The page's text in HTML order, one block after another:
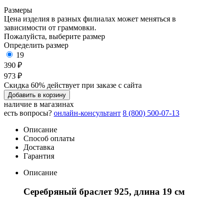
Размеры
Цена изделия в разных филиалах может меняться в
зависимости от граммовки.
Пожалуйста, выберите размер
Определить размер
19
390 ₽
973 ₽
Скидка 60% действует при заказе с сайта
Добавить в корзину
наличие в магазинах
есть вопросы? онлайн-консультант 8 (800) 500-07-13
Описание
Способ оплаты
Доставка
Гарантия
Описание
Серебряный браслет 925, длина 19 см